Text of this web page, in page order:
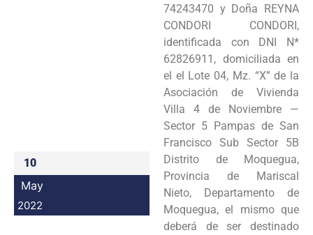
10
May
2022
74243470 y Doña REYNA
CONDORI CONDORI,
identificada con DNI N*
62826911, domiciliada en
el el Lote 04, Mz. “X” de la
Asociación de Vivienda
Villa 4 de Noviembre —
Sector 5 Pampas de San
Francisco Sub Sector 5B
Distrito de Moquegua,
Provincia de Mariscal
Nieto, Departamento de
Moquegua, el mismo que
deberá de ser destinado